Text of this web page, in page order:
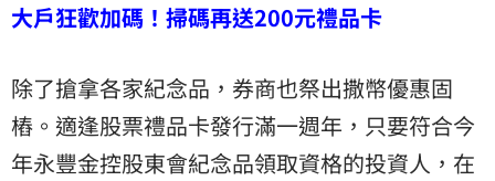
大戶狂歡加碼！掃碼再送200元禮品卡
除了搶拿各家紀念品，券商也祭出撒幣優惠固
樁。適逢股票禮品卡發行滿一週年，只要符合今
年永豐金控股東會紀念品領取資格的投資人，在